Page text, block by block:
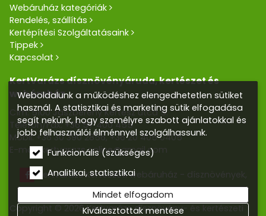
Webáruház kategóriák
Rendelés, szállítás
Kertépítési Szolgáltatásaink
Tippek
Kapcsolat
KertVarázs dísznövényáruda, kertészet és
webáruház
Cím: 5100 Jászberény Kertész utca 5.
Telefon/Fax: +36 57 400 455
Mobil:+36 30 390 2856,+36 20 405 0405
E-mail:kertvarazs.online@gmail.com
Kertvarázs Kertészeti webáruház - dísznövények,
kerti tó, öntözőrendszerek
Copyright © 2026 Kertvarázs dísznövény- és kertészeti
Weboldalunk a működéshez elengedhetetlen sütiket
használ. A statisztikai és marketing sütik elfogadása
segít nekünk, hogy személyre szabott ajánlatokkal és
jobb felhasználói élménnyel szolgálhassunk.
Funkcionális (szükséges)
Analitikai, statisztikai
Mindet elfogadom
Kiválasztottak mentése